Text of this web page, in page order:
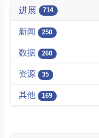
进展 714
新闻 250
数据 260
资源 35
其他 169